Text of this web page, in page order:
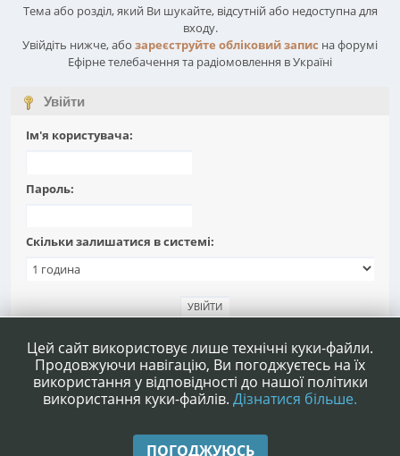
Тема або розділ, який Ви шукайте, відсутній або недоступна для
входу.
Увійдіть нижче, або зареєструйте обліковий запис на форумі
Ефірне телебачення та радіомовлення в Україні
Увійти
Ім'я користувача:
Пароль:
Скільки залишатися в системі:
Допомога|Умови та правила|Нагору ▲
Цей сайт використовує лише технічні куки-файли.
Продовжуючи навігацію, Ви погоджуєтесь на їх
використання у відповідності до нашої політики
використання куки-файлів. Дізнатися більше.
ПОГОДЖУЮСЬ